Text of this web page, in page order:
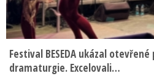
Festival BESEDA ukázal
dramaturgie. Excelovali…